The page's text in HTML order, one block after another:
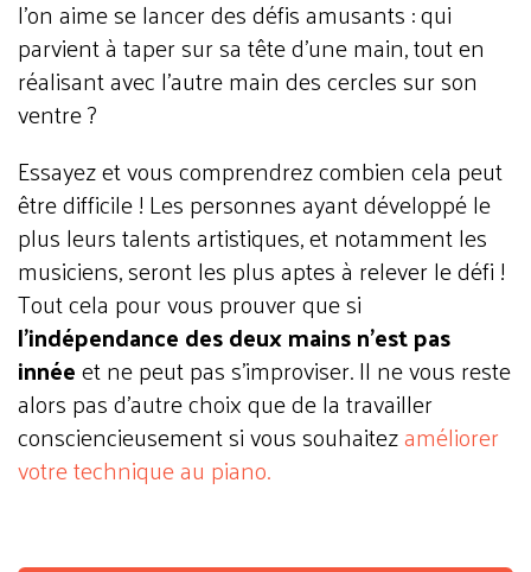
l’on aime se lancer des défis amusants : qui
parvient à taper sur sa tête d’une main, tout en
réalisant avec l’autre main des cercles sur son
ventre ?
Essayez et vous comprendrez combien cela peut
être difficile ! Les personnes ayant développé le
plus leurs talents artistiques, et notamment les
musiciens, seront les plus aptes à relever le défi !
Tout cela pour vous prouver que si
l’indépendance des deux mains n’est pas
innéeet ne peut pas s’improviser. Il ne vous reste
alors pas d’autre choix que de la travailler
consciencieusement si vous souhaitezaméliorer
votre technique au piano.